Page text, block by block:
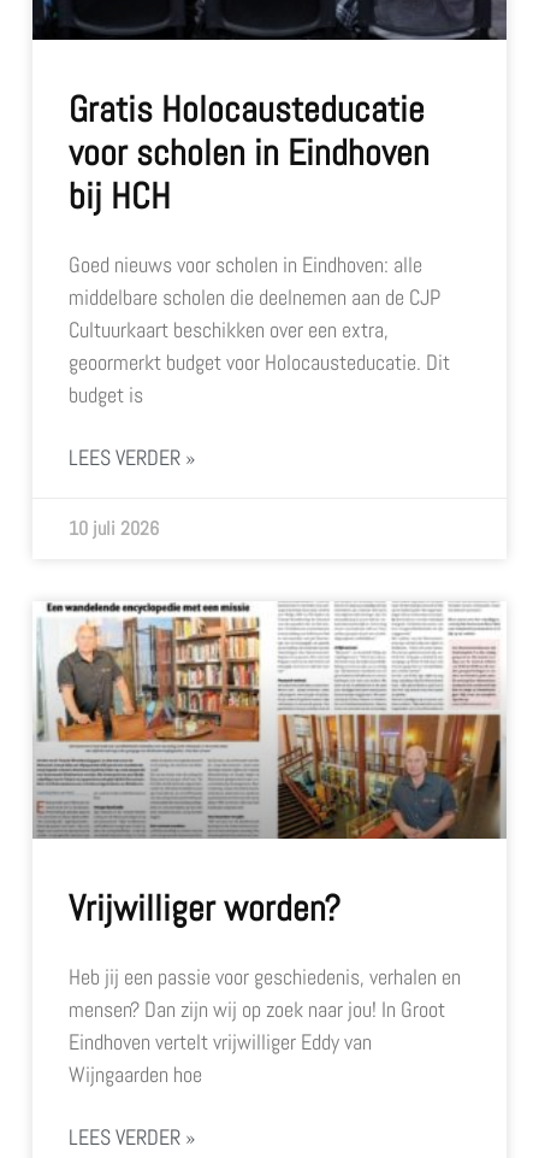
Gratis Holocausteducatie
voor scholen in Eindhoven
bij HCH
Goed nieuws voor scholen in Eindhoven: alle
middelbare scholen die deelnemen aan de CJP
Cultuurkaart beschikken over een extra,
geoormerkt budget voor Holocausteducatie. Dit
budget is
LEES VERDER »
10 juli 2026
Vrijwilliger worden?
Heb jij een passie voor geschiedenis, verhalen en
mensen? Dan zijn wij op zoek naar jou! In Groot
Eindhoven vertelt vrijwilliger Eddy van
Wijngaarden hoe
LEES VERDER »